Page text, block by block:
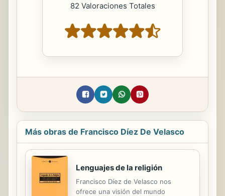
82 Valoraciones Totales
Más obras de Francisco Díez De Velasco
Lenguajes de la religión
Francisco Díez de Velasco nos
ofrece una visión del mundo